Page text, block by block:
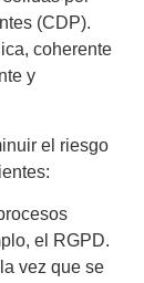
(CDP).
coherente
y
el riesgo
el RGPD.
vez que se